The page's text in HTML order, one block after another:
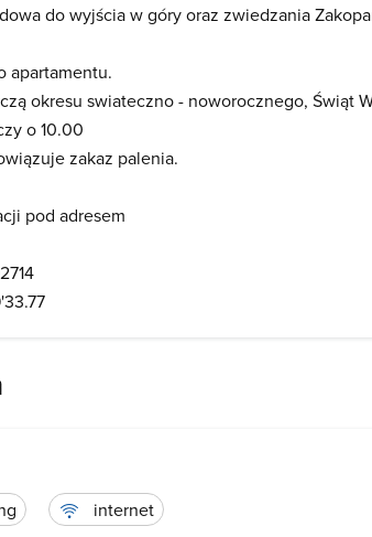
do wyjścia w góry oraz zwiedzania
apartamentu.
okresu swiateczno - noworocznego, Świąt
o 10.00
zakaz palenia.
pod adresem
internet